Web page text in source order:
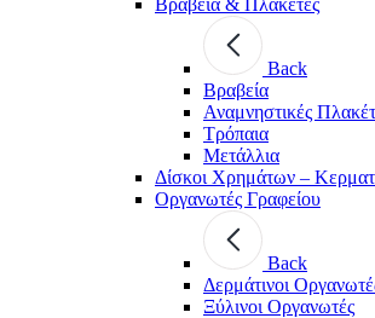
Back
Βραβεία
Αναμνηστικές
Τρόπαια
Μετάλλια
Δίσκοι Χρημάτων –
Οργανωτές Γραφείου
Back
Δερμάτινοι
Ξύλινοι Οργανωτές